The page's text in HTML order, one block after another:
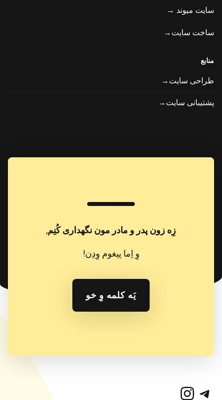
سایت میوند →
ساخت سایت→
منابع
طراحی سایت→
پشتیبانی سایت→
زِه زون پدر و مادر مون نگهداری کُنِم,
وِ اِما پیغوم وِدِن!
یَه کلمه وِ خو
تلگراماینستاگرم